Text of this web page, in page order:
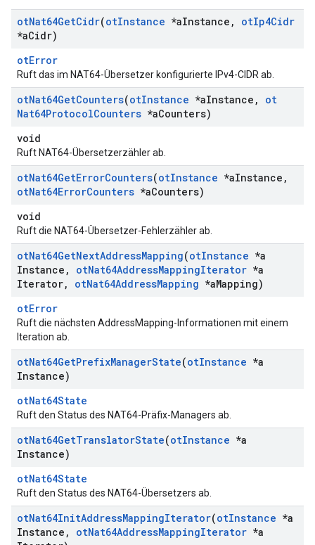
otNat64GetCidr(otInstance *aInstance , otIp4Cidr
*aCidr)
otError
Ruft das im NAT64-Übersetzer konfigurierte IPv4-CIDR ab.
otNat64GetCounters(otInstance *aInstance ,
ot
Nat64ProtocolCounters *aCounters)
void
Ruft NAT64-Übersetzerzähler ab.
otNat64GetErrorCounters(otInstance *aInstance ,
otNat64ErrorCounters *aCounters)
void
Ruft die NAT64-Übersetzer-Fehlerzähler ab.
otNat64GetNextAddressMapping(otInstance *a
Instance , otNat64AddressMappingIterator *a
Iterator, otNat64AddressMapping *aMapping)
otError
Ruft die nächsten AddressMapping-Informationen mit einem
Iteration ab.
otNat64GetPrefixManagerState(otInstance *a
Instance)
otNat64State
Ruft den Status des NAT64-Präfix-Managers ab.
otNat64GetTranslatorState(otInstance *a
Instance)
otNat64State
Ruft den Status des NAT64-Übersetzers ab.
otNat64InitAddressMappingIterator(otInstance *a
Instance , otNat64AddressMappingIterator *a